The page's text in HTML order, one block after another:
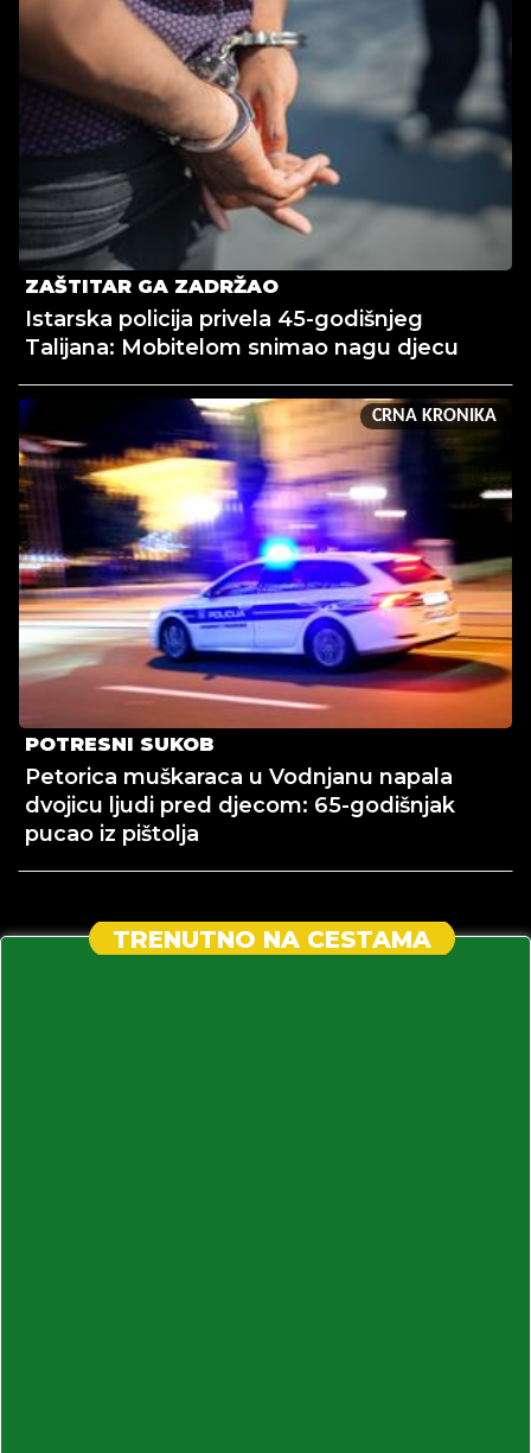
ZAŠTITAR GA ZADRŽAO
Istarska policija privela 45-godišnjeg
Talijana: Mobitelom snimao nagu djecu
CRNA KRONIKA
POTRESNI SUKOB
Petorica muškaraca u Vodnjanu napala
dvojicu ljudi pred djecom: 65-godišnjak
pucao iz pištolja
TRENUTNO NA CESTAMA